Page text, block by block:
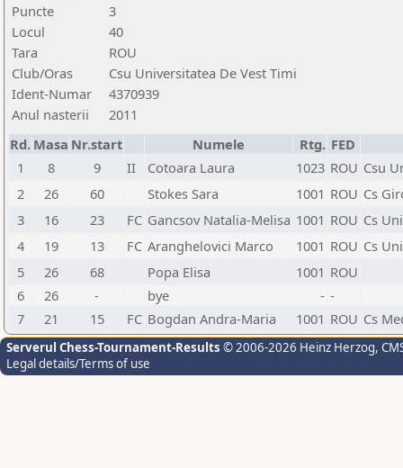
Puncte
3
Locul
40
Tara
ROU
Club/Oras
Csu Universitatea De Vest Timi
Ident-Numar
4370939
Anul nasterii
2011
Rd. Masa Nr.start Numele Rtg. FED
1
8 9 II Cotoara Laura 1023 ROU Csu
2
26 60 Stokes Sara 1001 ROU Cs
3
16 23 FC Gancsov Natalia-Melisa 1001 ROU Cs
4
19 13 FC Aranghelovici Marco 1001 ROU Cs
5
26 68 Popa Elisa 1001 ROU
6
26 - bye - -
7
21 15 FC Bogdan Andra-Maria 1001 ROU Cs
Serverul Chess-Tournament-Results © 2006-2026 Heinz Herzog,
Legal details/Terms of use